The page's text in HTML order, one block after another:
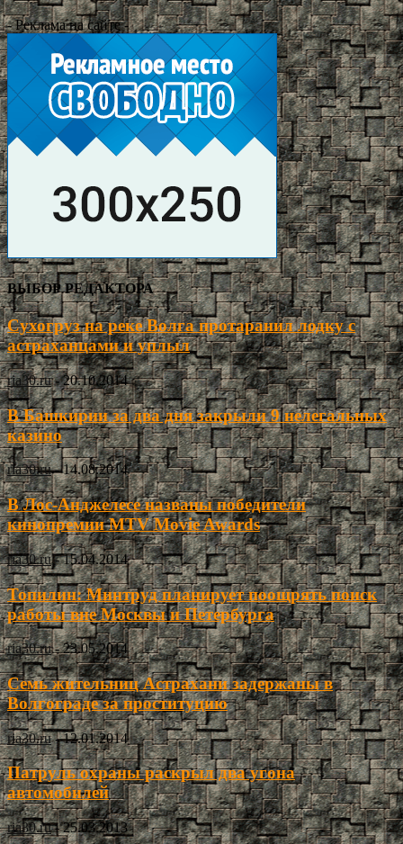
- Реклама на сайте -
ВЫБОР РЕДАКТОРА
Сухогруз на реке Волга протаранил лодку с
астраханцами и уплыл
ria30.ru - 20.10.2014
В Башкирии за два дня закрыли 9 нелегальных
казино
ria30.ru - 14.08.2014
В Лос-Анджелесе названы победители
кинопремии MTV Movie Awards
ria30.ru - 15.04.2014
Топилин: Минтруд планирует поощрять поиск
работы вне Москвы и Петербурга
ria30.ru - 23.05.2014
Семь жительниц Астрахани задержаны в
Волгограде за проституцию
ria30.ru - 12.01.2014
Патруль охраны раскрыл два угона
автомобилей
ria30.ru - 25.03.2013